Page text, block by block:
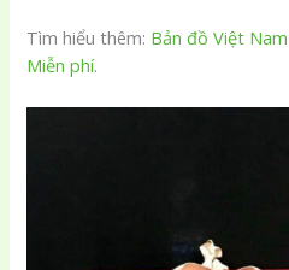
Tìm hiểu thêm: Bản đồ Việt
Miễn phí.